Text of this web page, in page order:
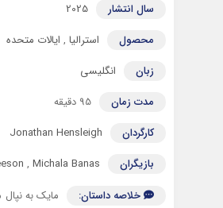
سال انتشار
2025
محصول
استرالیا , ایالات متحده
زبان
انگلیسی
مدت زمان
95 دقیقه
کارگردان
Jonathan Hensleigh
بازیگران
, Michala Banas
خلاصه داستان:
مایک به